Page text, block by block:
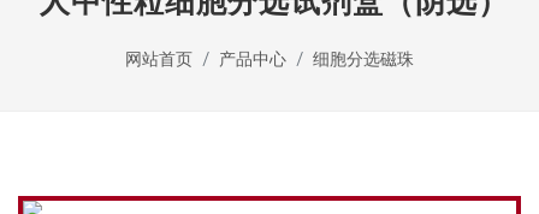
网站首页 产品中心 细胞分选磁珠